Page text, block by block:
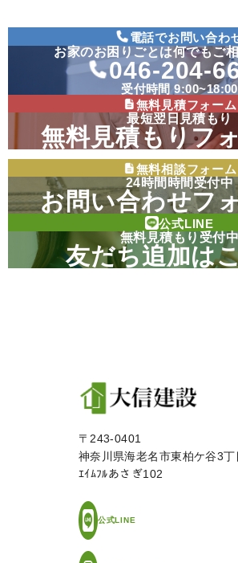
電話でお問い合わ
お家のお困りごとは何でもご
046-204-
受付時間 9:00~18:00
無料見積フォーム
最短翌日見積もり
無料見積もりフ
無料相談フォーム
24時間時間受付中
お問い合わせフ
公式LINE
無料見積もり受付中
友だち追加は
〒243-0401
神奈川県海老名市東柏ケ谷3
ｴｲﾑﾌﾙあさぎ102
公式LINE